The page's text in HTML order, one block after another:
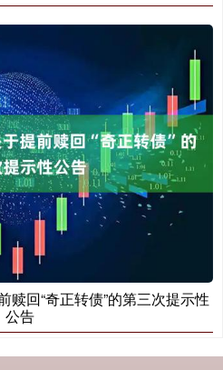
赎回“奇正转债”的第三次提示性
公告